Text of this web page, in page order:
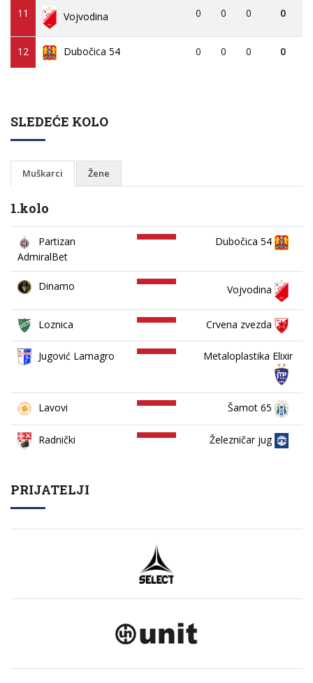
11 Vojvodina 0 0 0 0
12 Dubočica 54 0 0 0 0
SLEDEĆE KOLO
Muškarci Žene
1.kolo
Partizan
AdmiralBet
Dubočica 54
Dinamo Vojvodina
Loznica Crvena zvezda
Jugović Lamagro Metaloplastika Elixir
Lavovi Šamot 65
Radnički Železničar jug
PRIJATELJI